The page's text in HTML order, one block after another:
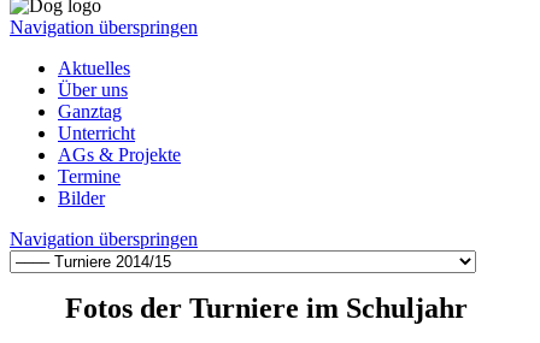
Navigation überspringen
Aktuelles
Über uns
Ganztag
Unterricht
AGs & Projekte
Termine
Bilder
Navigation überspringen
Fotos der Turniere im Schuljahr